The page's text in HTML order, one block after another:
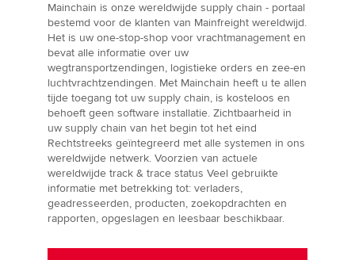
Mainchain is onze wereldwijde supply chain - portaal
bestemd voor de klanten van Mainfreight wereldwijd.
Het is uw one-stop-shop voor vrachtmanagement en
bevat alle informatie over uw
wegtransportzendingen, logistieke orders en zee-en
luchtvrachtzendingen. Met Mainchain heeft u te allen
tijde toegang tot uw supply chain, is kosteloos en
behoeft geen software installatie. Zichtbaarheid in
uw supply chain van het begin tot het eind
Rechtstreeks geïntegreerd met alle systemen in ons
wereldwijde netwerk. Voorzien van actuele
wereldwijde track & trace status Veel gebruikte
informatie met betrekking tot: verladers,
geadresseerden, producten, zoekopdrachten en
rapporten, opgeslagen en leesbaar beschikbaar.